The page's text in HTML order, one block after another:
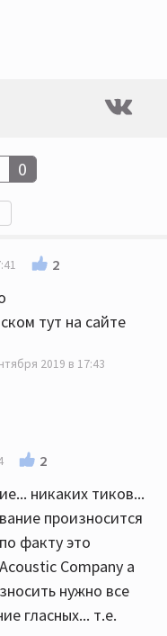
0
2
тут на сайте
2019 в 17:43
2
никаких тиков...
произносится
факту это
Company а
нужно все
гласных... т.е.